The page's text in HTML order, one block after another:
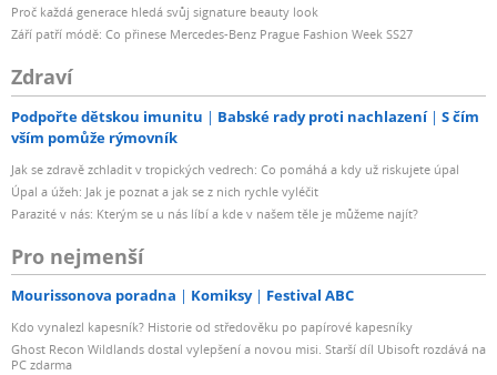
Proč každá generace hledá svůj signature beauty look
Září patří módě: Co přinese Mercedes-Benz Prague Fashion Week SS27
Zdraví
Podpořte dětskou imunitu Babské rady proti nachlazení
S čím
vším pomůže rýmovník
Jak se zdravě zchladit v tropických vedrech: Co pomáhá a kdy už riskujete úpal
Úpal a úžeh: Jak je poznat a jak se z nich rychle vyléčit
Parazité v nás: Kterým se u nás líbí a kde v našem těle je můžeme najít?
Pro nejmenší
Mourissonova poradna Komiksy Festival ABC
Kdo vynalezl kapesník? Historie od středověku po papírové kapesníky
Ghost Recon Wildlands dostal vylepšení a novou misi. Starší díl Ubisoft rozdává na
PC zdarma